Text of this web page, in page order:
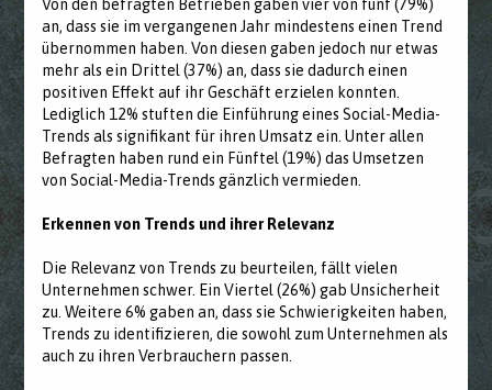
Von den befragten Betrieben gaben vier von fünf (79%)
an, dass sie im vergangenen Jahr mindestens einen Trend
übernommen haben. Von diesen gaben jedoch nur etwas
mehr als ein Drittel (37%) an, dass sie dadurch einen
positiven Effekt auf ihr Geschäft erzielen konnten.
Lediglich 12% stuften die Einführung eines Social-Media-
Trends als signifikant für ihren Umsatz ein. Unter allen
Befragten haben rund ein Fünftel (19%) das Umsetzen
von Social-Media-Trends gänzlich vermieden.
Erkennen von Trends und ihrer Relevanz
Die Relevanz von Trends zu beurteilen, fällt vielen
Unternehmen schwer. Ein Viertel (26%) gab Unsicherheit
zu. Weitere 6% gaben an, dass sie Schwierigkeiten haben,
Trends zu identifizieren, die sowohl zum Unternehmen als
auch zu ihren Verbrauchern passen.